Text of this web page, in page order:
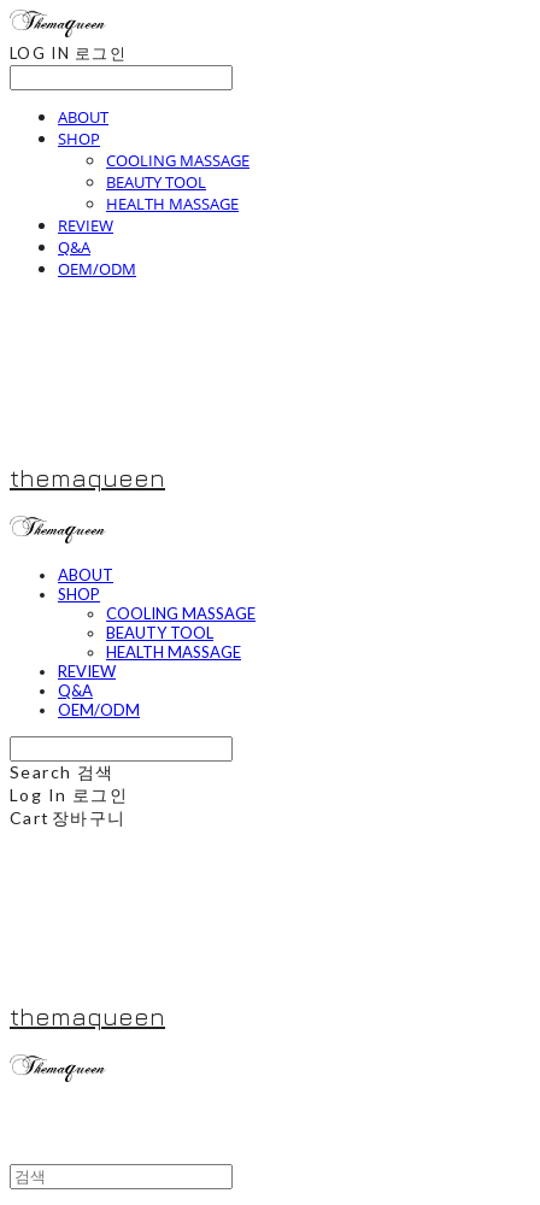
LOG IN 로그인
ABOUT
SHOP
COOLING MASSAGE
BEAUTY TOOL
HEALTH MASSAGE
REVIEW
Q&A
OEM/ODM
themaqueen
ABOUT
SHOP
COOLING MASSAGE
BEAUTY TOOL
HEALTH MASSAGE
REVIEW
Q&A
OEM/ODM
Search 검색
Log In 로그인
Cart 장바구니
themaqueen